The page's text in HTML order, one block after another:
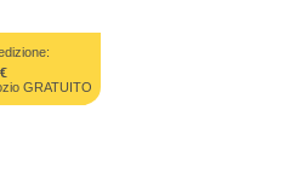
GRATUITO